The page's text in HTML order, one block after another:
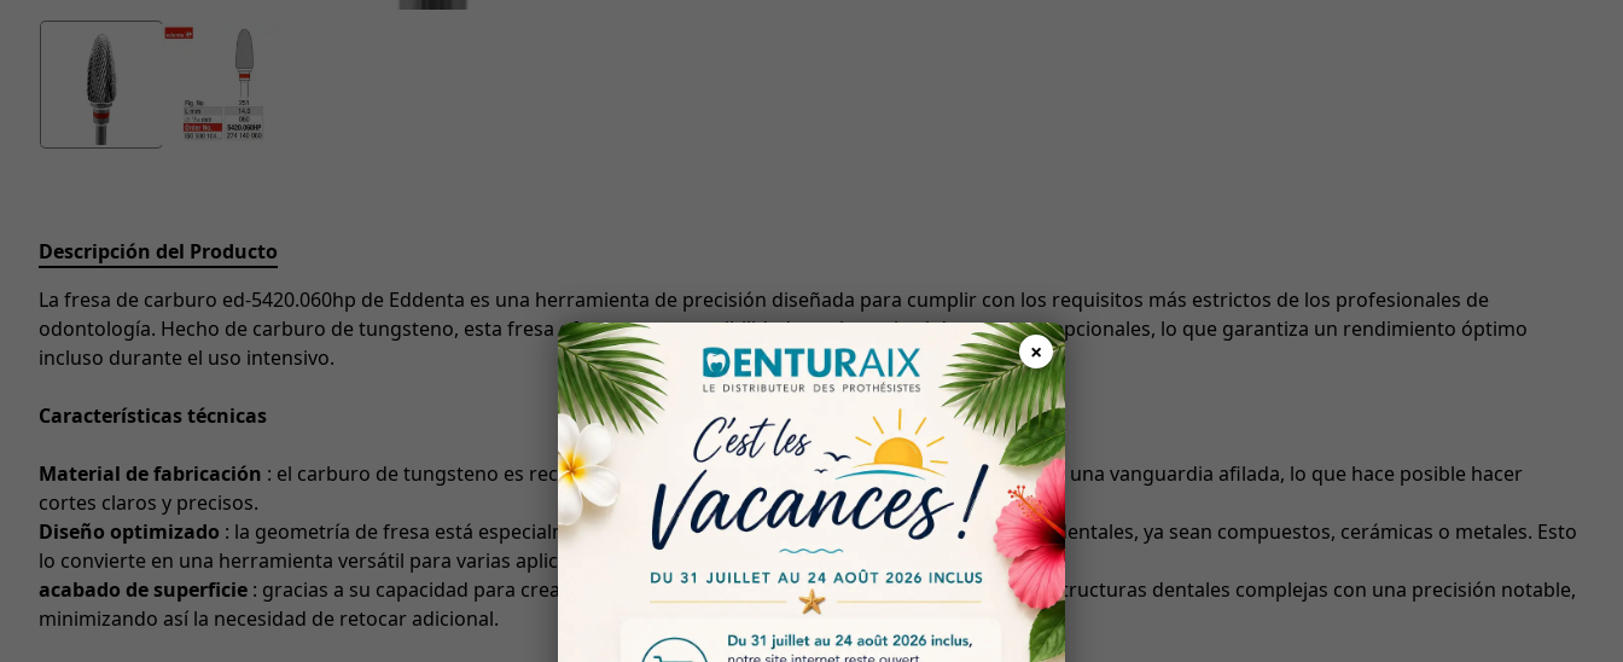
×
Descripción del Producto
La fresa de carburo ed-5420.060hp de Eddenta es una herramienta de precisión diseñada para cumplir con los requisitos más estrictos de los profesionales de
odontología. Hecho de carburo de tungsteno, esta fresa ofrece una sostenibilidad y resistencia al desgaste excepcionales, lo que garantiza un rendimiento óptimo
incluso durante el uso intensivo.
Características técnicas
Material de fabricación : el carburo de tungsteno es reconocido por su robustez y su capacidad para mantener una vanguardia afilada, lo que hace posible hacer
cortes claros y precisos.
Diseño optimizado : la geometría de fresa está especialmente diseñada para adaptarse a todos los materiales dentales, ya sean compuestos, cerámicas o metales. Esto
lo convierte en una herramienta versátil para varias aplicaciones clínicas.
acabado de superficie : gracias a su capacidad para crear superficies lisas, esta fresa facilita la realización de estructuras dentales complejas con una precisión notable,
minimizando así la necesidad de retocar adicional.